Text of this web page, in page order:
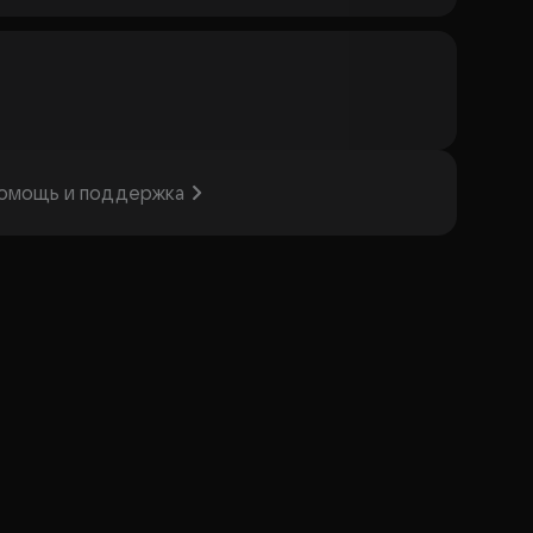
и поддержка